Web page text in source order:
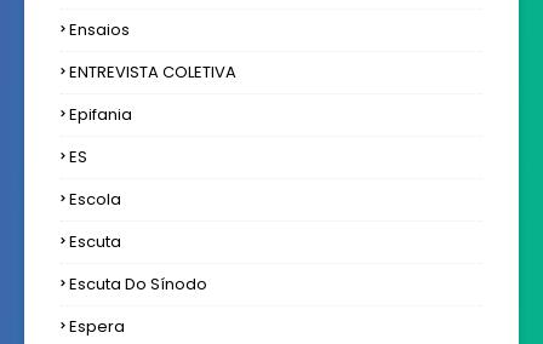
Ensaios
ENTREVISTA COLETIVA
Epifania
ES
Escola
Escuta
Escuta Do Sínodo
Espera